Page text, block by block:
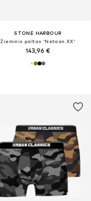
STONE HARBOUR
Žieminis paltas 'Netaan XX'
143,96 €